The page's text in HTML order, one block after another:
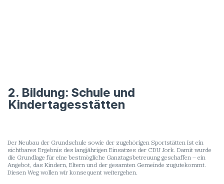
Der Neubau der Grundschule sowie der zugehörigen Sportstätten ist ein
sichtbares Ergebnis des langjährigen Einsatzes der CDU Jork. Damit wurde
die Grundlage für eine bestmögliche Ganztagsbetreuung geschaffen – ein
Angebot, das Kindern, Eltern und der gesamten Gemeinde zugutekommt.
Diesen Weg wollen wir konsequent weitergehen.
2. Bildung: Schule und
Kindertagesstätten